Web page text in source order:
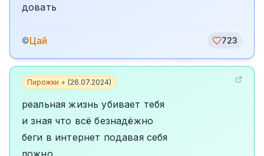
довать
©Цай 723
Пирожки + (26.07.2024)
реальная жизнь убивает тебя
и зная что всё безнадёжно
беги в интернет подавая себя
ложно